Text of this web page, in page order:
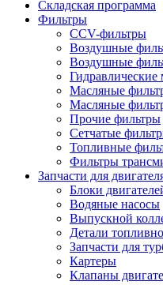
Складская программа
Фильтры
CCV-фильтры
Воздушные
Воздушные
Масляные
Масляные
Прочие фильтры
Сетчатые
Топливные
Фильтры
Запчасти для
Блоки
Водяные насосы
Выпускной
Детали
Запчасти для
Картеры
Клапаны